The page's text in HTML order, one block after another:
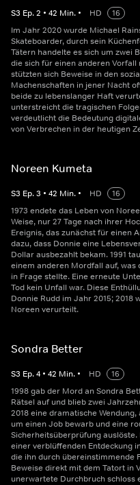
S3 Ep.2 • 42 Min. • HD
16
Im Jahr 2020 wurde Michael
Skateboarder, durch sein
Tätern handelte es sich um zwei
die sich für einen anderen
stützten sich Beweise in den
Machenschaften in jener Nacht
beide zu lebenslanger Haft
unterstreicht die tragischen
verdeutlicht die Bedeutung
von Verbrechen in der heutigen
Noreen Kumeta
S3 Ep.3 • 42 Min. • HD
16
1973 endete das Leben von
Weise, nur 27 Tage nach ihrer
Ereignis, das zunächst für einen
dazu, dass Donnie eine
Dollar ausbezahlt bekam. 1991
einem anderen Mordfall auf, was
in Frage stellte. Eine erneute
Tod kein Unfall war. Diese
Donnie Rudd im Jahr 2015; 2018
Noreen verurteilt.
Sondra Better
S3 Ep.4 • 42 Min. • HD
16
1998 gab der Mord an Sondra
Rätsel auf und blieb zwei
2018 eine dramatische
um einen Job bewarb und eine
Sicherheitsüberprüfung
einer verblüffenden Entdeckung
die ihn durch übereinstimmende
Beweise direkt mit dem Tatort in
unerwartete Durchbruch schloss